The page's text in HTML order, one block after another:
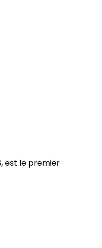
est le premier